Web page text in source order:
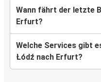
Wann fährt der letzte
Erfurt?
Welche Services gibt
Łódź nach Erfurt?